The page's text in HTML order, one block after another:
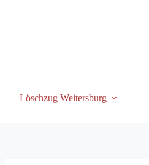
Löschzug Weitersburg